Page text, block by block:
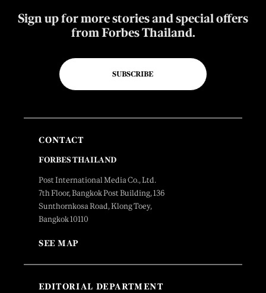
Sign up for more stories and special offers
from Forbes Thailand.
SUBSCRIBE
CONTACT
FORBES THAILAND
Post International Media Co., Ltd.
7th Floor, Bangkok Post Building, 136
Sunthornkosa Road, Klong Toey,
Bangkok 10110
SEE MAP
EDITORIAL DEPARTMENT